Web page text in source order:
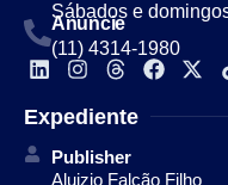
Sábados e
Anuncie
(11) 4314-1980
Expediente
Publisher
Aluizio Falcão Filho